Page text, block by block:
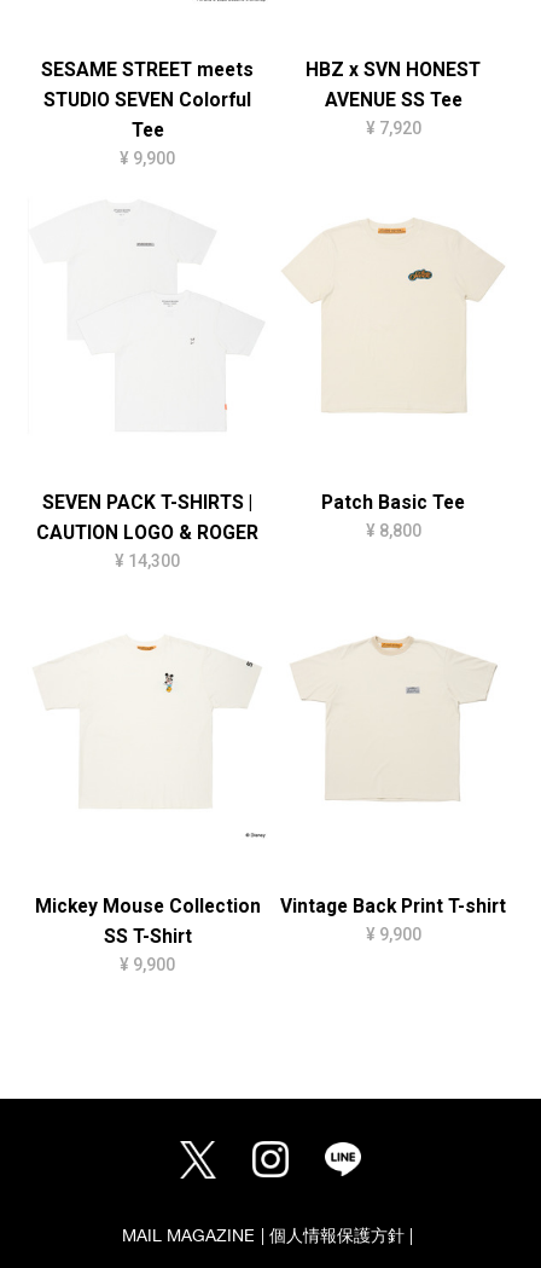
SESAME STREET meets
STUDIO SEVEN Colorful
Tee
¥ 9,900
HBZ x SVN HONEST
AVENUE SS Tee
¥ 7,920
SEVEN PACK T-SHIRTS |
CAUTION LOGO & ROGER
¥ 14,300
Patch Basic Tee
¥ 8,800
Mickey Mouse Collection
SS T-Shirt
¥ 9,900
Vintage Back Print T-shirt
¥ 9,900
MAIL MAGAZINE 個人情報保護方針